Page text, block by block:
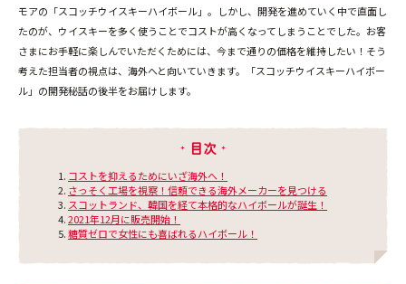
モアの「スコッチウイスキーハイボール」。しかし、開発を進めていく中で直面し
たのが、ウイスキーを多く使うことでコストが高くなってしまうことでした。お客
さまにお手軽に楽しんでいただくためには、今まで通りの価格を維持したい！そう
考えた担当者の視点は、海外へと向いていきます。「スコッチウイスキーハイボー
ル」の開発秘話の後半をお届けします。
目次
コストを抑えるためにいざ海外へ！
さっそく工場を視察！信頼できる海外メーカーを見つける
スコットランド、韓国を経て本格的なハイボールが誕生！
2021年12月に販売開始！
糖質ゼロで女性にも喜ばれるハイボール！